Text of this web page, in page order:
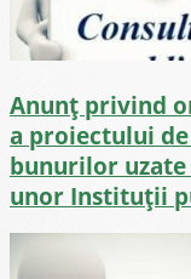
Anunț privind
a proiectului
bunurilor
unor Instituții